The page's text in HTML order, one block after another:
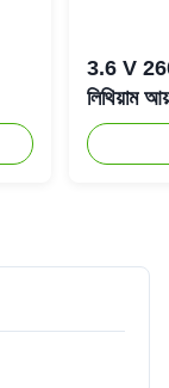
3.6 V
লিথিয়াম